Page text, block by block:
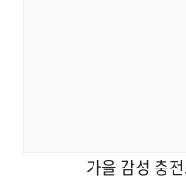
가을 감성 충